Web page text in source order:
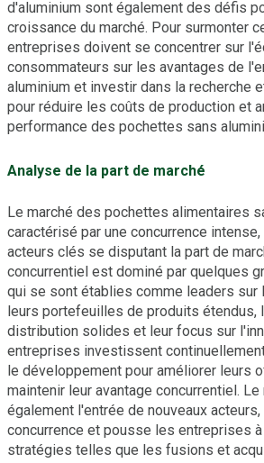
d'aluminium sont également des défis
croissance du marché. Pour surmonter
entreprises doivent se concentrer sur
consommateurs sur les avantages de
aluminium et investir dans la recherche
pour réduire les coûts de production et
performance des pochettes sans
Analyse de la part de marché
Le marché des pochettes alimentaires
caractérisé par une concurrence
acteurs clés se disputant la part de
concurrentiel est dominé par quelques
qui se sont établies comme leaders sur
leurs portefeuilles de produits étendus,
distribution solides et leur focus sur
entreprises investissent
le développement pour améliorer leurs
maintenir leur avantage concurrentiel.
également l'entrée de nouveaux
concurrence et pousse les entreprises
stratégies telles que les fusions et